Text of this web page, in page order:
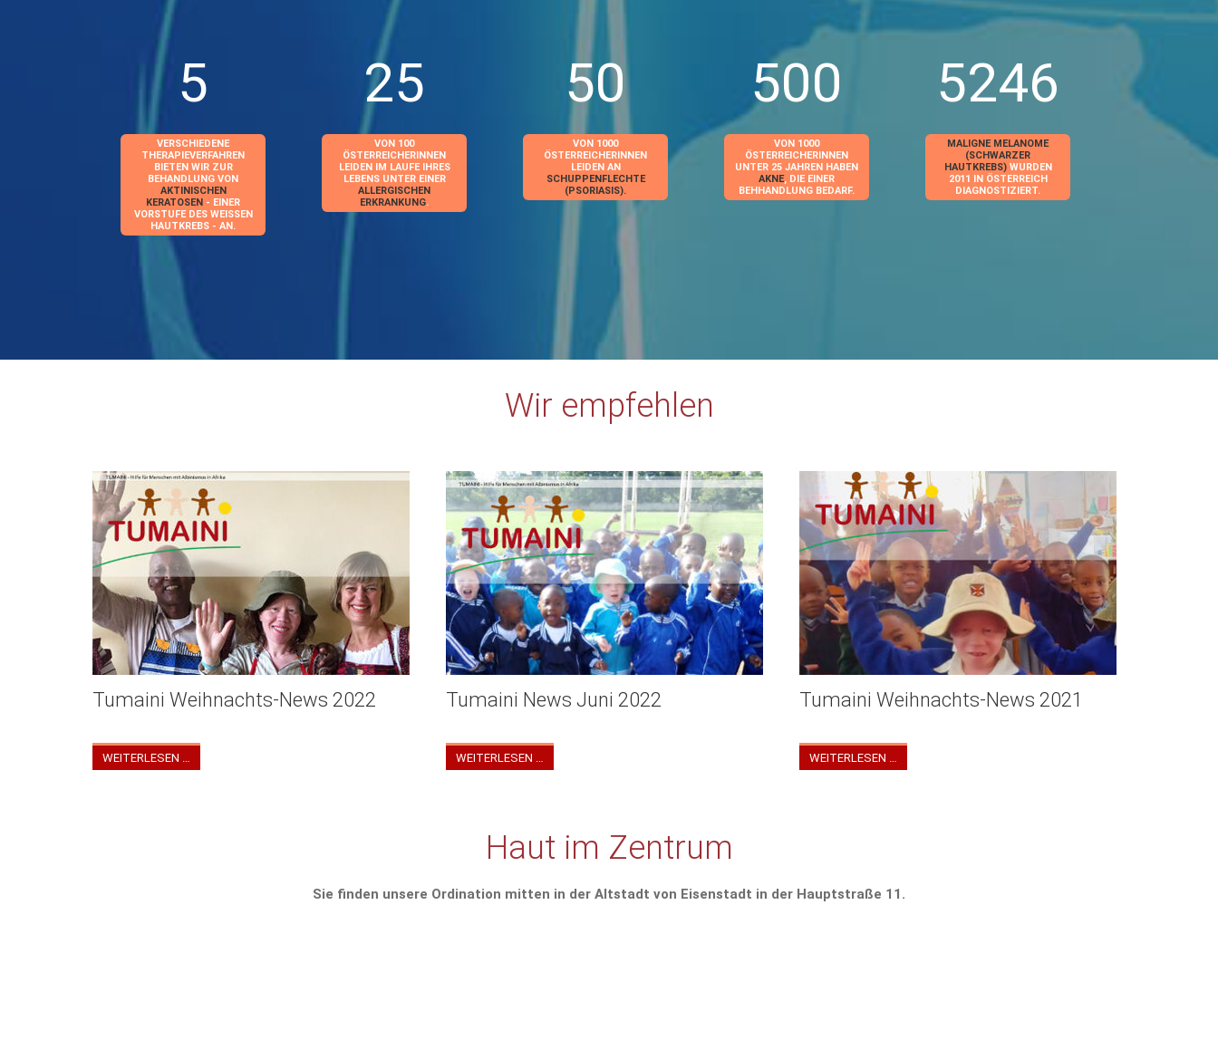
5
VERSCHIEDENE
THERAPIEVERFAHREN
BIETEN WIR ZUR
BEHANDLUNG VON
AKTINISCHEN
KERATOSEN - EINER
VORSTUFE DES WEISSEN H
AUTKREBS - AN.
25
VON 100
ÖSTERREICHERINNEN
LEIDEN IM LAUFE IHRES
LEBENS UNTER EINER
ALLERGISCHEN
ERKRANKUNG.
50
VON 1000
ÖSTERREICHERINNEN
LEIDEN AN
SCHUPPENFLECHTE
(PSORIASIS).
500
VON 1000
ÖSTERREICHERINNEN
UNTER 25 JAHREN HABEN
AKNE, DIE EINER
BEHHANDLUNG BEDARF.
5246
MALIGNE MELANOME
(SCHWARZER
HAUTKREBS)WURDEN
2011 IN ÖSTERREICH
DIAGNOSTIZIERT.
Wir empfehlen
Tumaini Weihnachts-News 2022
WEITERLESEN …
Tumaini News Juni 2022
WEITERLESEN …
Tumaini Weihnachts-News 2021
WEITERLESEN …
Haut im Zentrum
Sie finden unsere Ordination mitten in der Altstadt von Eisenstadt in der Hauptstraße 11.